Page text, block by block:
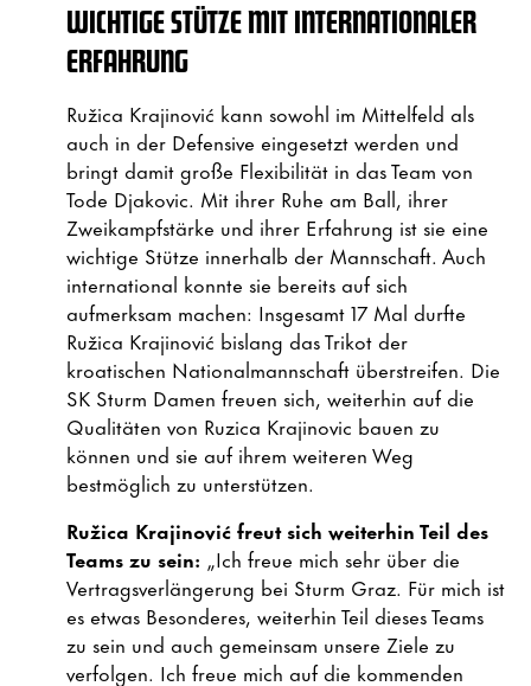
WICHTIGE STÜTZE MIT INTERNATIONALER
ERFAHRUNG
Ružica Krajinović kann sowohl im Mittelfeld als
auch in der Defensive eingesetzt werden und
bringt damit große Flexibilität in das Team von
Tode Djakovic. Mit ihrer Ruhe am Ball, ihrer
Zweikampfstärke und ihrer Erfahrung ist sie eine
wichtige Stütze innerhalb der Mannschaft. Auch
international konnte sie bereits auf sich
aufmerksam machen: Insgesamt 17 Mal durfte
Ružica Krajinović bislang das Trikot der
kroatischen Nationalmannschaft überstreifen. Die
SK Sturm Damen freuen sich, weiterhin auf die
Qualitäten von Ruzica Krajinovic bauen zu
können und sie auf ihrem weiteren Weg
bestmöglich zu unterstützen.
Ružica Krajinovićfreut sich weiterhin Teil des
Teams zu sein: „Ich freue mich sehr über die
Vertragsverlängerung bei Sturm Graz. Für mich ist
es etwas Besonderes, weiterhin Teil dieses Teams
zu sein und auch gemeinsam unsere Ziele zu
verfolgen. Ich freue mich auf die kommenden